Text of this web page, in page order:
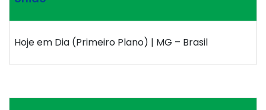
Hoje em Dia (Primeiro Plano) | MG – Brasil